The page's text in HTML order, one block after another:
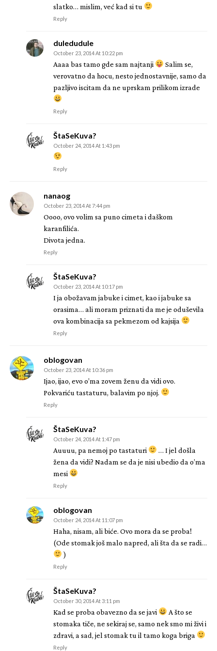
slatko… mislim, već kad si tu
Reply
duledudule
October 23, 2014 At 10:22 pm
Aaaa bas tamo gde sam najtanji
Salim se,
verovatno da hocu, nesto jednostavnije, samo da
pazljivo iscitam da ne uprskam prilikom izrade
Reply
ŠtaSeKuva?
October 24, 2014 At 1:43 pm
Reply
nanaog
October 23, 2014 At 7:44 pm
Oooo, ovo volim sa puno cimeta i daškom
karanfilića.
Divota jedna.
Reply
ŠtaSeKuva?
October 23, 2014 At 10:17 pm
I ja obožavam jabuke i cimet, kao i jabuke sa
orasima… ali moram priznati da me je oduševila
ova kombinacija sa pekmezom od kajsija
Reply
oblogovan
October 23, 2014 At 10:36 pm
Ijao, ijao, evo o’ma zovem ženu da vidi ovo.
Pokvariću tastaturu, balavim po njoj.
Reply
ŠtaSeKuva?
October 24, 2014 At 1:47 pm
Auuuu, pa nemoj po tastaturi
… I jel došla
žena da vidi? Nadam se da je nisi ubedio da o’ma
mesi
Reply
oblogovan
October 24, 2014 At 11:07 pm
Haha, nisam, ali biće. Ovo mora da se proba!
(Ode stomak još malo napred, ali šta da se radi…
)
Reply
ŠtaSeKuva?
October 30, 2014 At 3:11 pm
Kad se proba obavezno da se javi
A što se
stomaka tiče, ne sekiraj se, samo nek smo mi živi i
zdravi, a sad, jel stomak tu il tamo koga briga
Reply